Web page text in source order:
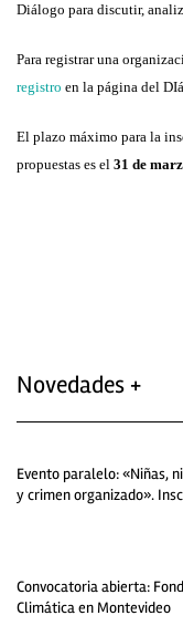
Diálogo para discutir,
Para registrar una
registro en la página del
El plazo máximo para la
propuestas es el 31 de
Novedades +
Evento paralelo: «Niñas,
y crimen organizado».
Convocatoria abierta:
Climática en Montevideo